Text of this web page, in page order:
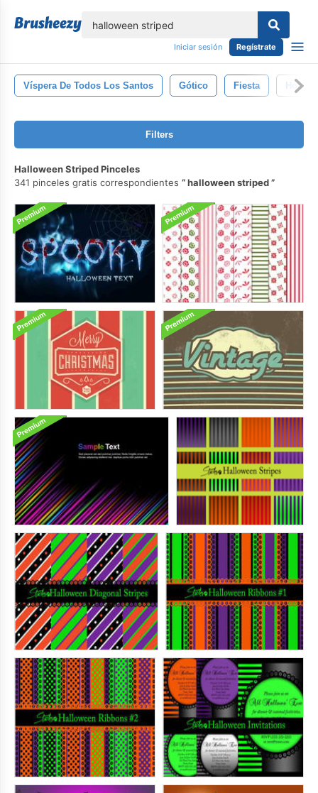
Iniciar sesión Regístrate
Víspera De Todos Los Santos Gótico Fiesta Horror
Filters
Halloween Striped Pinceles
341 pinceles gratis correspondientes
halloween striped